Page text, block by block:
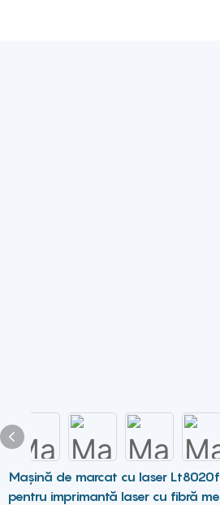
Mașină de marcat cu laser
pentru imprimantă laser cu fibră